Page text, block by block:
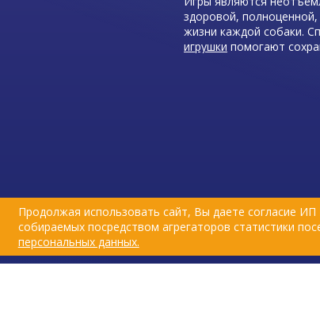
Продолжая использовать сайт, Вы даете согласие
собираемых посредством агрегаторов статистики
персональных данных.
здоровой, полноценной,
жизни каждой собаки.
игрушки помогают